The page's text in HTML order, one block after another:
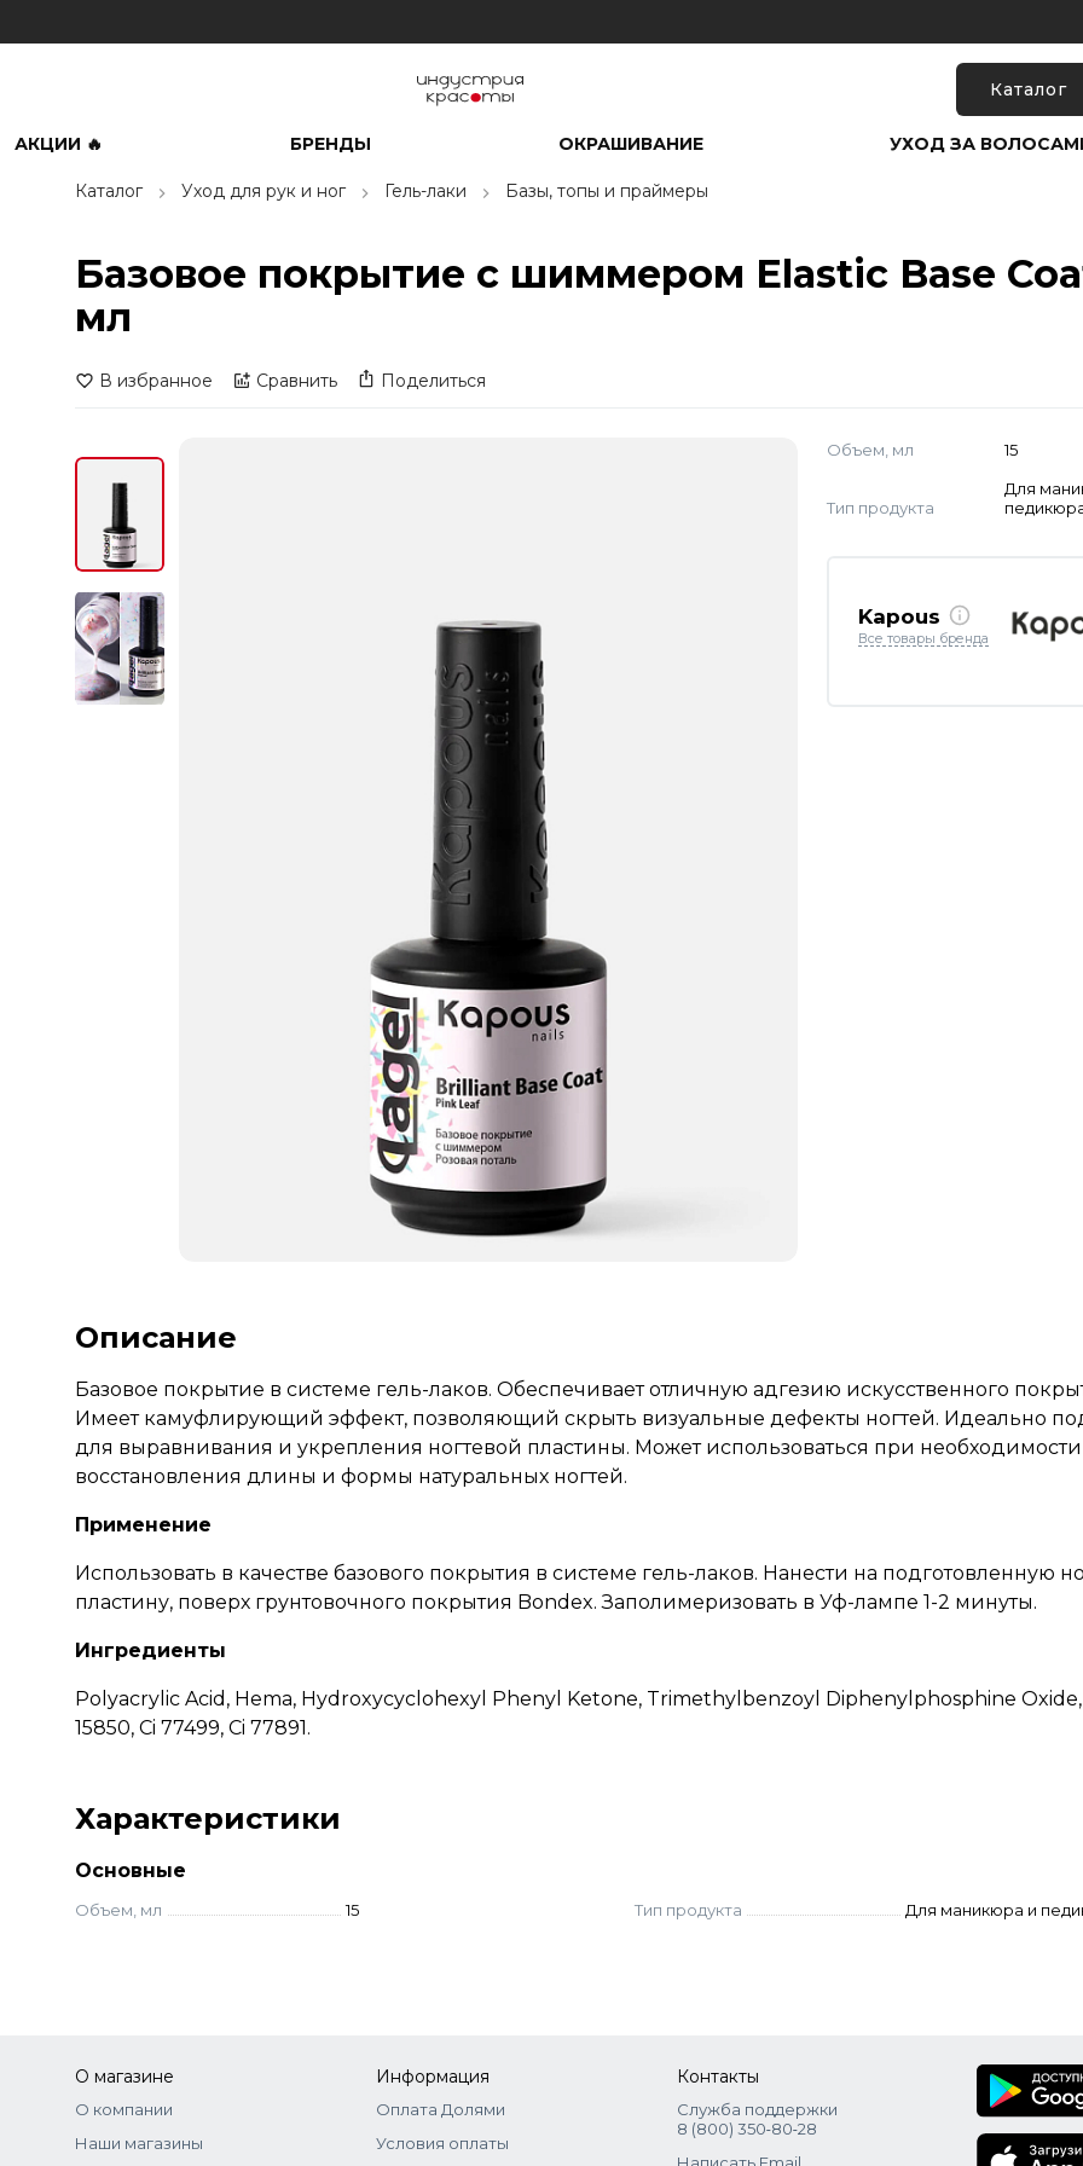
Каталог
АКЦИИ 🔥 БРЕНДЫ ОКРАШИВАНИЕ УХОД ЗА
Каталог Уход для рук и ног Гель-лаки Базы, топы и праймеры
Базовое покрытие с шиммером Elastic Base
мл
В избранное Сравнить Поделиться
Объем, мл 15
Тип продукта
Для
Kapous
Все товары бренда
Описание
Базовое покрытие в системе гель-лаков. Обеспечивает отличную адгезию искусственного
Имеет камуфлирующий эффект, позволяющий скрыть визуальные дефекты ногтей. Идеально
для выравнивания и укрепления ногтевой пластины. Может использоваться при необходимости
восстановления длины и формы натуральных ногтей.
Применение
Использовать в качестве базового покрытия в системе гель-лаков. Нанести на подготовленную
пластину, поверх грунтовочного покрытия Bondex. Заполимеризовать в Уф-лампе 1-2 минуты.
Ингредиенты
Polyacrylic Acid, Hema, Hydroxycyclohexyl Phenyl Ketone, Trimethylbenzoyl Diphenylphosphine Oxide,
15850, Ci 77499, Ci 77891.
Характеристики
Основные
Объем, мл 15 Тип продукта Для маникюра и
О магазине
О компании
Наши магазины
Информация
Оплата Долями
Условия оплаты
Контакты
Служба поддержки
8 (800) 350‑80‑28